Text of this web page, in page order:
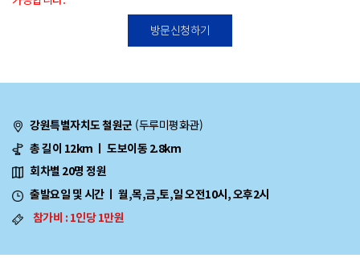
방문신청하기
강원특별자치도 철원군 (두루미평화관)
총 길이 12km ㅣ 도보이동 2.8km
회차별 20명 정원
출발요일 및 시간 ㅣ 월,목,금,토,일 오전10시, 오후2시
참가비 : 1인당 1만원